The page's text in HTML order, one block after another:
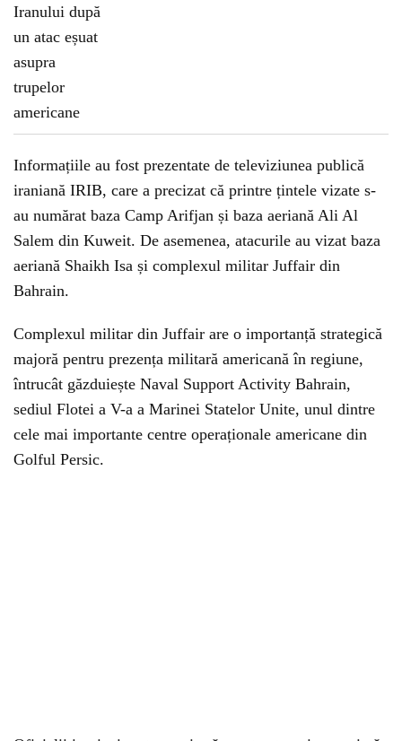
Informațiile au fost prezentate de televiziunea publică
iraniană IRIB, care a precizat că printre țintele vizate s-
au numărat baza Camp Arifjan și baza aeriană Ali Al
Salem din Kuweit. De asemenea, atacurile au vizat baza
aeriană Shaikh Isa și complexul militar Juffair din
Bahrain.
Complexul militar din Juffair are o importanță strategică
majoră pentru prezența militară americană în regiune,
întrucât găzduiește Naval Support Activity Bahrain,
sediul Flotei a V-a a Marinei Statelor Unite, unul dintre
cele mai importante centre operaționale americane din
Golful Persic.